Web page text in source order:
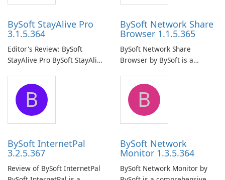
BySoft StayAlive Pro
3.1.5.364
Editor's Review: BySoft
StayAlive Pro BySoft StayAlive
application designed to
ensure the continuous and
uninterrupted operation of
your computer system.
BySoft Network Share
Browser 1.1.5.365
BySoft Network Share
Browser by BySoft is a
application that allows users
to easily browse and manage
shared folders on their
network.
B
BySoft InternetPal
3.2.5.367
Review of BySoft InternetPal
B
BySoft Network
Monitor 1.3.5.364
BySoft Network Monitor by